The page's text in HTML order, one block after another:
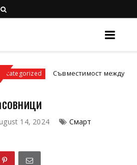
Съвместимост между зодиите:
14, 2024
Смарт